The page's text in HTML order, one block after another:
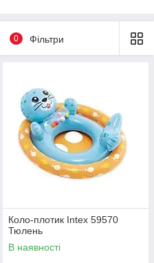
0 Фільтри
Коло-плотик Intex 59570
Тюлень
В наявності